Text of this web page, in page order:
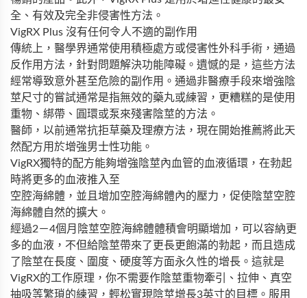
全、有效及完全非侵害性方法。
VigRX Plus 沒有任何令人不適的副作用
傳統上，醫學界通常使用積極處方或侵害性外科手術，通過
反作用方法，針對問題解決功能障礙。遺憾的是，這些方法
經常導致意外甚至危險的副作用。通過非醫療手段來增強陰
莖尺寸的嘗試通常是指無效的藥丸或練習，更糟糕的是使用
重物、綁帶、圓環或泵來殘害陰莖的方法。
醫師，以前通常抗拒草藥及理療方法，現在開始推薦將此天
然配方用於增強男士性功能。
VigRX獨特的配方能夠增強陰莖內血管的血液循環，在勃起
時將更多的血液推入至
空腔海綿體，並且增加空腔海綿體內的壓力，促使陰莖空腔
海綿體自然的擴大。
經過2－4個月陰莖空腔海綿體體積會明顯增加，可以容納更
多的血液，不但給陰莖帶來了更長更飽滿的勃起，而且造成
了陰莖在長度、圍度、硬度等方面永久性的增長。這就是
VigRX的工作原理，你不需要作陰莖重物牽引、拉伸、真空
抽吸等繁瑣的練習，輕松實現陰莖增長3英寸的目標。服用